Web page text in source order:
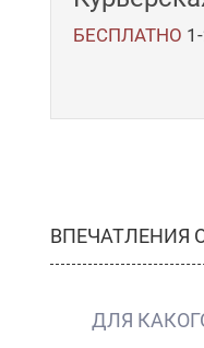
БЕСПЛАТНО
ВПЕЧАТЛЕНИЯ
ДЛЯ